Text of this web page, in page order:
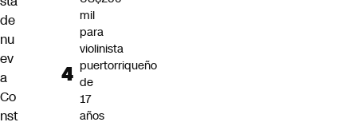
de
nu
ev
a
Co
nst
mil
para
violinista
puertorriqueño
de
17
años